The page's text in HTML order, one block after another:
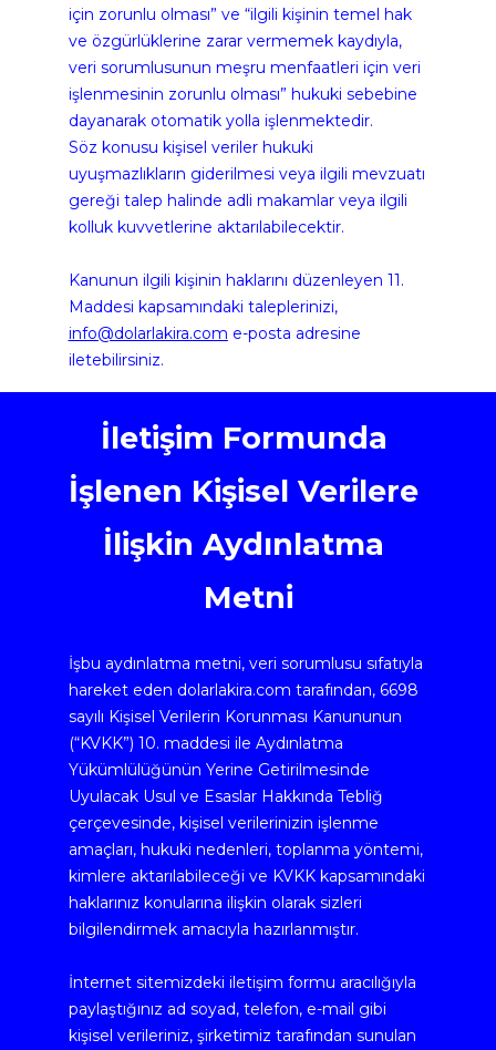
için zorunlu olması” ve “ilgili kişinin temel hak
ve özgürlüklerine zarar vermemek kaydıyla,
veri sorumlusunun meşru menfaatleri için veri
işlenmesinin zorunlu olması” hukuki sebebine
dayanarak otomatik yolla işlenmektedir.
Söz konusu kişisel veriler hukuki
uyuşmazlıkların giderilmesi veya ilgili mevzuatı
gereği talep halinde adli makamlar veya ilgili
kolluk kuvvetlerine aktarılabilecektir.
Kanunun ilgili kişinin haklarını düzenleyen 11.
Maddesi kapsamındaki taleplerinizi,
info@dolarlakira.com e-posta adresine
iletebilirsiniz.
İletişim Formunda
İşlenen Kişisel Verilere
İlişkin Aydınlatma
Metni
İşbu aydınlatma metni, veri sorumlusu sıfatıyla
hareket eden dolarlakira.com tarafından, 6698
sayılı Kişisel Verilerin Korunması Kanununun
(“KVKK”) 10. maddesi ile Aydınlatma
Yükümlülüğünün Yerine Getirilmesinde
Uyulacak Usul ve Esaslar Hakkında Tebliğ
çerçevesinde, kişisel verilerinizin işlenme
amaçları, hukuki nedenleri, toplanma yöntemi,
kimlere aktarılabileceği ve KVKK kapsamındaki
haklarınız konularına ilişkin olarak sizleri
bilgilendirmek amacıyla hazırlanmıştır.
İnternet sitemizdeki iletişim formu aracılığıyla
paylaştığınız ad soyad, telefon, e-mail gibi
kişisel verileriniz, şirketimiz tarafından sunulan